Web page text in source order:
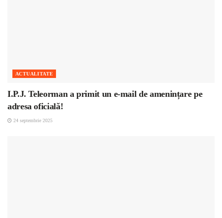
ACTUALITATE
I.P.J. Teleorman a primit un e-mail de amenințare pe
adresa oficială!
24 septembrie 2025